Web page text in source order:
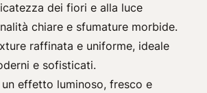
dei fiori e alla luce
chiare e sfumature morbide.
raffinata e uniforme, ideale
e sofisticati.
effetto luminoso, fresco e